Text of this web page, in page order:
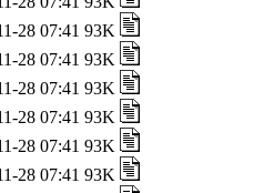
28 07:41 93K
28 07:41 93K
28 07:41 93K
28 07:41 93K
28 07:41 93K
28 07:41 93K